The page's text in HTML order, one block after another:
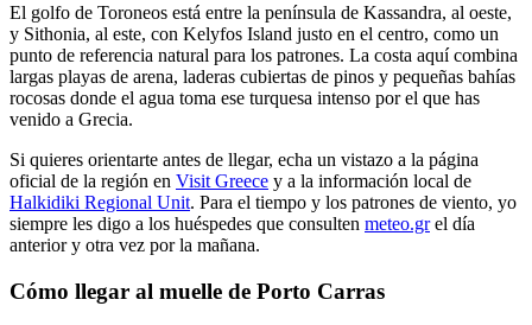
El golfo de Toroneos está entre la península de Kassandra, al oeste,
y Sithonia, al este, con Kelyfos Island justo en el centro, como un
punto de referencia natural para los patrones. La costa aquí combina
largas playas de arena, laderas cubiertas de pinos y pequeñas bahías
rocosas donde el agua toma ese turquesa intenso por el que has
venido a Grecia.
Si quieres orientarte antes de llegar, echa un vistazo a la página
oficial de la región en Visit Greece y a la información local de
Halkidiki Regional Unit. Para el tiempo y los patrones de viento, yo
siempre les digo a los huéspedes que consulten meteo.grel día
anterior y otra vez por la mañana.
Cómo llegar al muelle de Porto Carras